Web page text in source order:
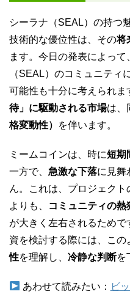
シーラナ（SEAL）の持つ
技術的な優位性は、その将
ます。今日の発表によっ
（SEAL）のコミュニティ
可能性も十分に考えられ
待」に駆動される市場は、
格変動性）
を伴います。
ミームコインは、時に短期
一方で、 急激な下落に見舞
ん。これは、プロジェク
よりも、
コミュニティの熱
が大きく左右されるため
資を検討する際には、この
性を理解し、 冷静な判断を
あわせて読みたい： ビ